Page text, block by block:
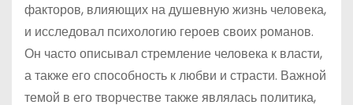
факторов, влияющих на душевную жизнь человека,
и исследовал психологию героев своих романов.
Он часто описывал стремление человека к власти,
а также его способность к любви и страсти. Важной
темой в его творчестве также являлась политика,